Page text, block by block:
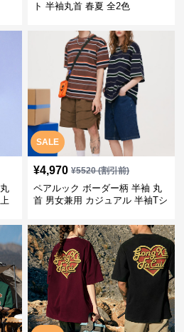
ト 半袖丸首 春夏 全2色
SALE
¥4,970 ¥5520(割引前)
ペアルック ボーダー柄 半袖 丸
首 男女兼用 カジュアル 半袖Tシ